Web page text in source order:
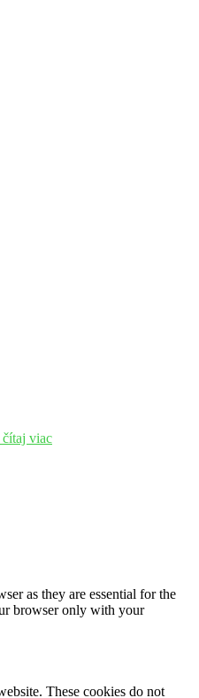
čítaj viac
as they are essential for the
browser only with your
These cookies do not